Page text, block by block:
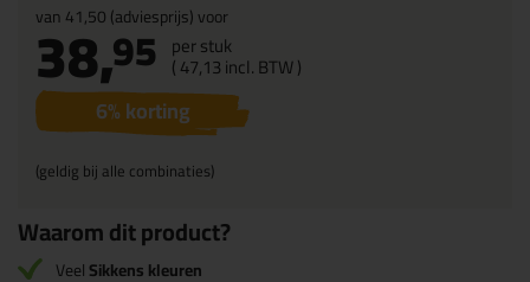
van41,50(adviesprijs) voor
38,95 per stuk
(47,13incl. BTW )
6% korting
(geldig bij alle combinaties)
Waarom dit product?
VeelSikkens kleuren